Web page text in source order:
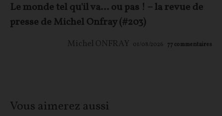
Le monde tel qu'il va… ou pas ! – la revue de
presse de Michel Onfray (#203)
Michel ONFRAY 01/08/2026 77commentaires
Vous aimerez aussi